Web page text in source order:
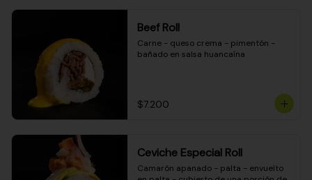
Beef Roll
Carne - queso crema - pimentón -
bañado en salsa huancaína
$7.200
Ceviche Especial Roll
Camarón apanado - palta - envuelto